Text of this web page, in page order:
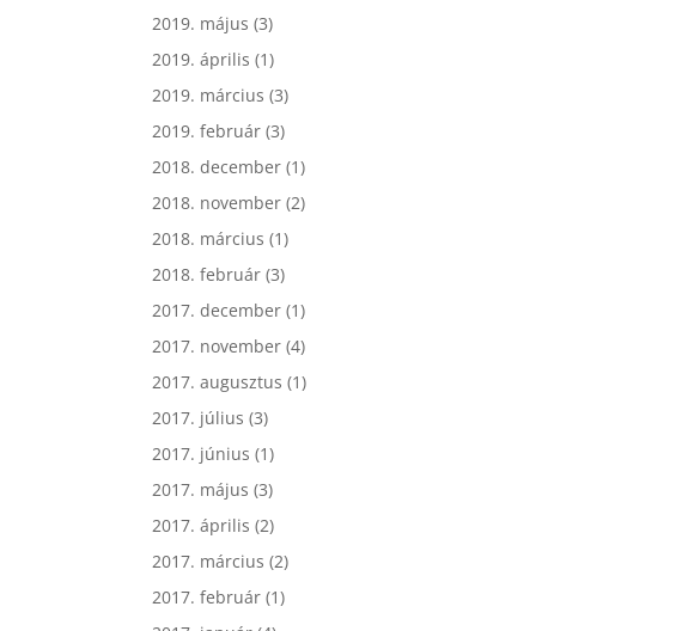
2019. május (3)
2019. április (1)
2019. március (3)
2019. február(3)
2018. december(1)
2018. november(2)
2018. március (1)
2018. február(3)
2017. december(1)
2017. november(4)
2017. augusztus (1)
2017. július (3)
2017. június (1)
2017. május (3)
2017. április (2)
2017. március (2)
2017. február(1)